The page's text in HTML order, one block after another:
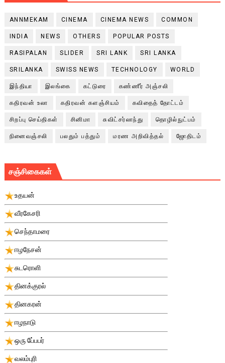
ANNMEKAM CINEMA CINEMA NEWS COMMON
INDIA NEWS OTHERS POPULAR POSTS
RASIPALAN SLIDER SRI LANK SRI LANKA
SRILANKA SWISS NEWS TECHNOLOGY WORLD
இந்தியா இலங்கை கட்டுரை கண்ணீர் அஞ்சலி
கதிரவன் உலா கதிரவன் களஞ்சியம் கவிதைத் தோட்டம்
சிறப்பு செய்திகள் சினிமா சுவிட்சர்லாந்து தொழில்நுட்பம்
நினைவஞ்சலி பலதும் பத்தும் மரண அறிவித்தல் ஜோதிடம்
சஞ்சிகைகள்
உதயன்
வீரகேசரி
செந்தாமரை
ஈழநேசன்
சுடரொளி
தினக்குரல்
தினகரன்
ஈழநாடு
ஒரு பே்பபர்
வலம்புரி